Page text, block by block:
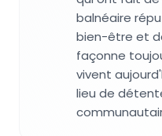
balnéaire
bien-être et
façonne
vivent
lieu de